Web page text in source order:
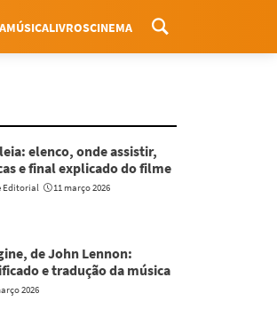
Menu
MÚSICALIVROSCINEMA
elenco, onde assistir,
e final explicado do filme
Editorial 11 março 2026
de John Lennon:
e tradução da música
2026